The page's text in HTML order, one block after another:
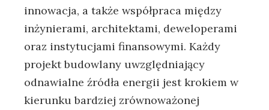
innowacja, a ​także ​współpraca ‌między
‍inżynierami,⁢ architektami, deweloperami
oraz instytucjami finansowymi. Każdy
projekt budowlany uwzględniający
odnawialne źródła energii jest krokiem w
kierunku bardziej zrównoważonej